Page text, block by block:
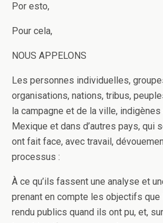
Por esto,
Pour cela,
NOUS APPELONS
Les personnes individuelles,
organisations, nations, tribus,
la campagne et de la ville,
Mexique et dans d’autres pays, qui
ont fait face, avec travail,
processus :
À ce qu’ils fassent une analyse et
prenant en compte les objectifs que
rendu publics quand ils ont pu, et,